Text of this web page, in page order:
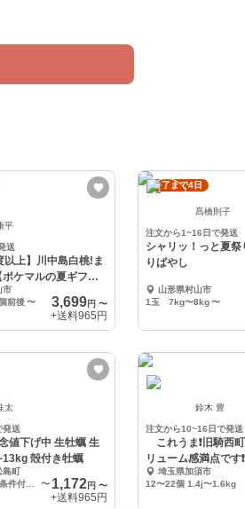
平
送
以上】川中島白桃!ま
ケマルの夏ギフ
市
前後 〜 3,699円〜
+送料965円
終了まで4日
髙橋則子
注文から1~16日で発送
シャリッ！っと夏
りばやし
山形県村山市
1玉 7kg〜8kg〜
太
発送
値下げ中 生牡蠣 生
殻付き牡蠣
島町
生食用牡蠣（一部条件付き） 1kg
〜 1,172円〜
+送料965円
鈴木 豊
注文から10~16日で発送
これうま❗️旧騎西
リューム感満点です
です埼玉県加須市
12〜22個 1.4j〜1.6kg